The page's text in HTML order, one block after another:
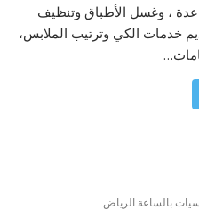
، وغسل الأطباق وتنظيف
خدمات الكي وترتيب الملابس،
بالساعة الرياض